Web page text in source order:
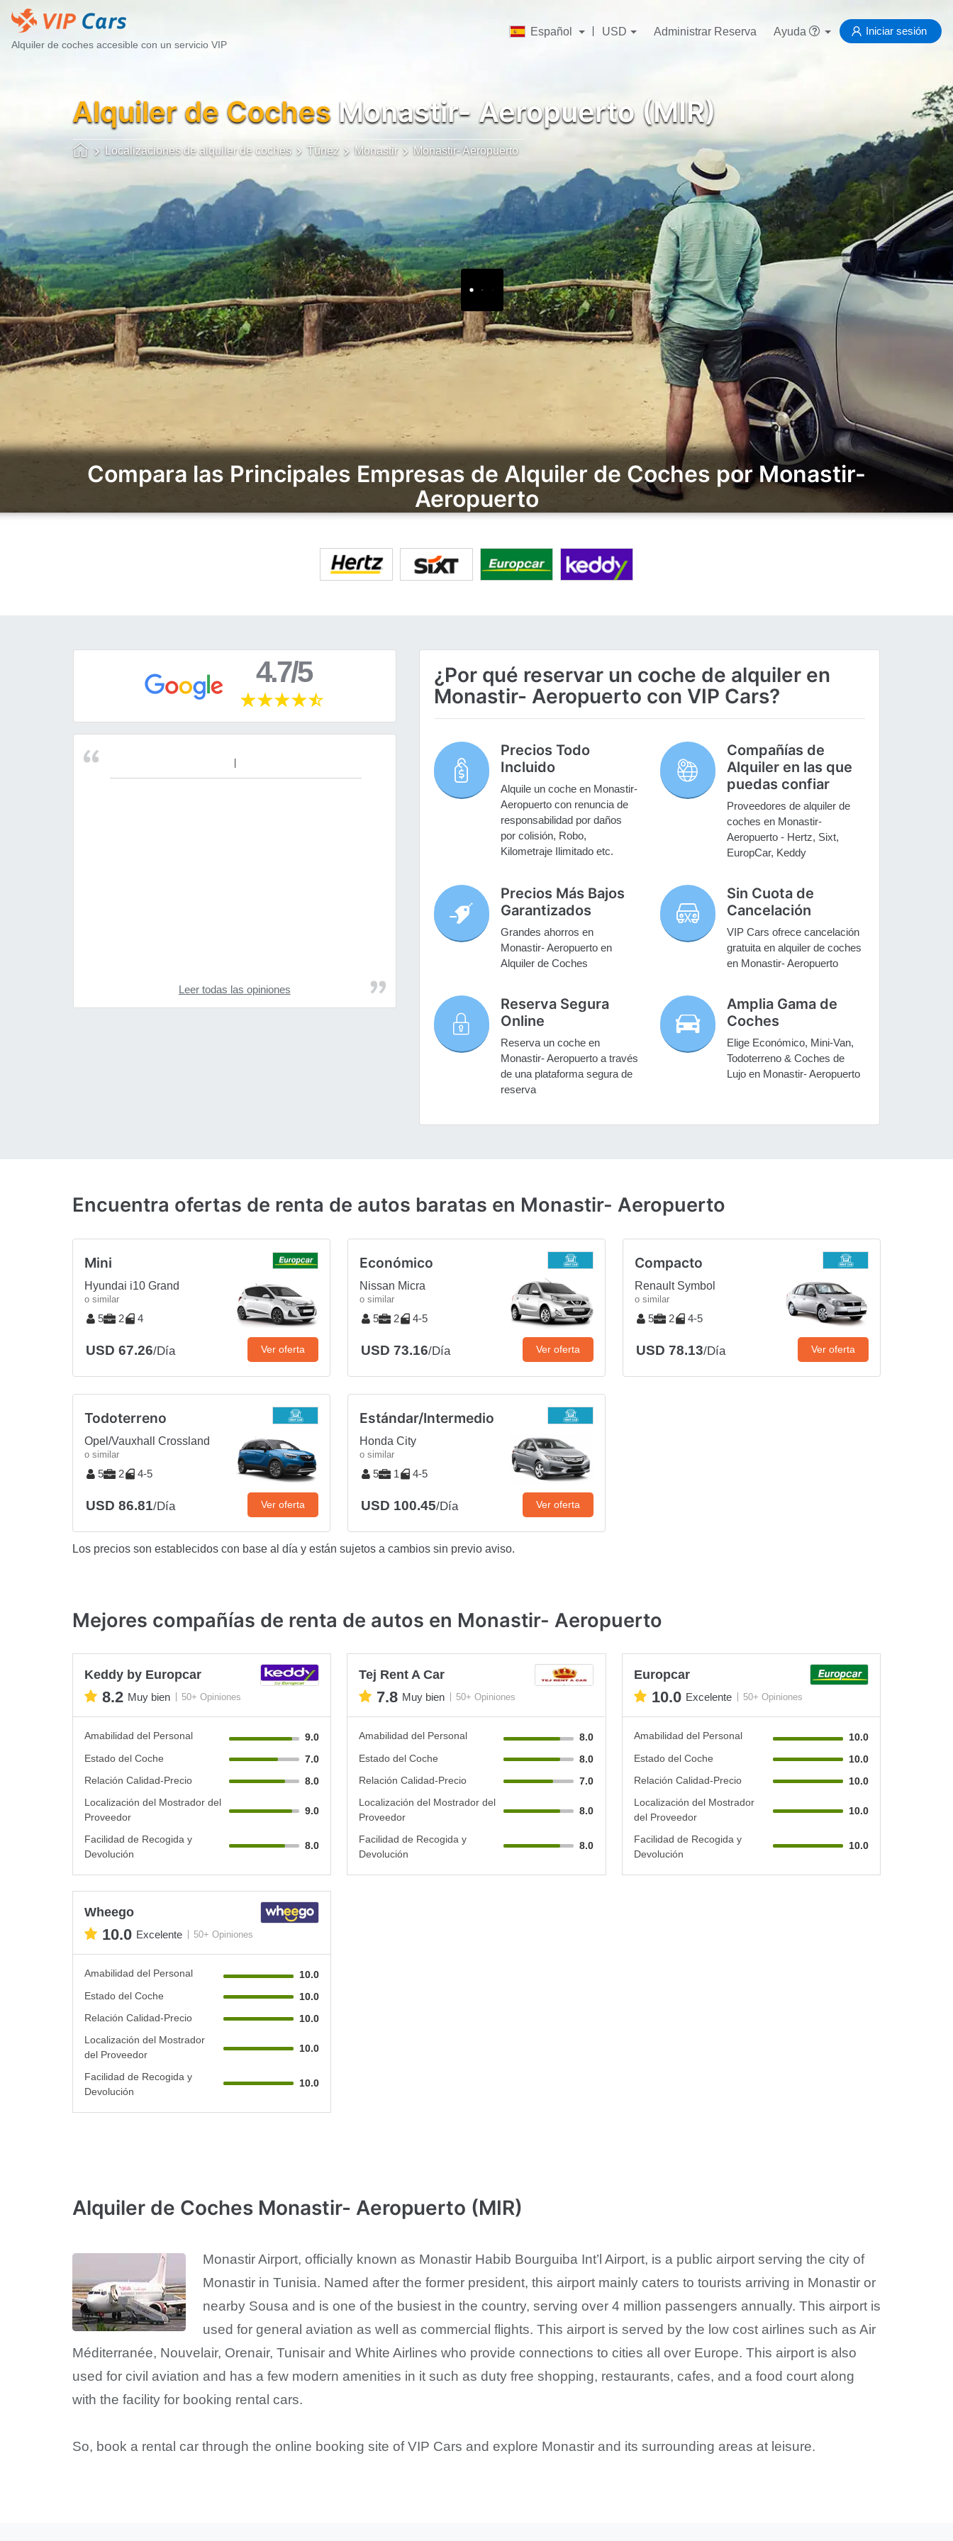
Alquiler de coches accesible con un servicio VIP
Español USD Administrar Reserva Ayuda Iniciar sesión
Alquiler de Coches Monastir- Aeropuerto (MIR)
Localizaciones de alquiler de coches Túnez Monastir Monastir- Aeropuerto
Compara las Principales Empresas de Alquiler de Coches por Monastir-
Aeropuerto
4.7/5
Leer todas las opiniones
¿Por qué reservar un coche de alquiler en
Monastir- Aeropuerto con VIP Cars?
Precios Todo
Incluido
Alquile un coche en Monastir-
Aeropuerto con renuncia de
responsabilidad por daños
por colisión, Robo,
Kilometraje Ilimitado etc.
Compañías de
Alquiler en las que
puedas confiar
Proveedores de alquiler de
coches en Monastir-
Aeropuerto - Hertz, Sixt,
EuropCar, Keddy
Precios Más Bajos
Garantizados
Grandes ahorros en
Monastir- Aeropuerto en
Alquiler de Coches
Sin Cuota de
Cancelación
VIP Cars ofrece cancelación
gratuita en alquiler de coches
en Monastir- Aeropuerto
Reserva Segura
Online
Reserva un coche en
Monastir- Aeropuerto a través
de una plataforma segura de
reserva
Amplia Gama de
Coches
Elige Económico, Mini-Van,
Todoterreno & Coches de
Lujo en Monastir- Aeropuerto
Encuentra ofertas de renta de autos baratas en Monastir- Aeropuerto
Mini
Hyundai i10 Grand
o similar
5 2 4
USD 67.26/Día Ver oferta
Económico
Nissan Micra
o similar
5 2 4-5
USD 73.16/Día Ver oferta
Compacto
Renault Symbol
o similar
5 2 4-5
USD 78.13/Día Ver oferta
Todoterreno
Opel/Vauxhall Crossland
o similar
5 2 4-5
USD 86.81/Día Ver oferta
Estándar/Intermedio
Honda City
o similar
5 1 4-5
USD 100.45/Día Ver oferta
Los precios son establecidos con base al día y están sujetos a cambios sin previo aviso.
Mejores compañías de renta de autos en Monastir- Aeropuerto
Keddy by Europcar
8.2 Muy bien 50+ Opiniones
Amabilidad del Personal
9.0
Estado del Coche
7.0
Relación Calidad-Precio
8.0
Localización del Mostrador del
Proveedor
9.0
Facilidad de Recogida y
Devolución
8.0
Tej Rent A Car
7.8 Muy bien 50+ Opiniones
Amabilidad del Personal
8.0
Estado del Coche
8.0
Relación Calidad-Precio
7.0
Localización del Mostrador del
Proveedor
8.0
Facilidad de Recogida y
Devolución
8.0
Europcar
10.0 Excelente 50+ Opiniones
Amabilidad del Personal
10.0
Estado del Coche
10.0
Relación Calidad-Precio
10.0
Localización del Mostrador
del Proveedor
10.0
Facilidad de Recogida y
Devolución
10.0
Wheego
10.0 Excelente 50+ Opiniones
Amabilidad del Personal
10.0
Estado del Coche
10.0
Relación Calidad-Precio
10.0
Localización del Mostrador
del Proveedor
10.0
Facilidad de Recogida y
Devolución
10.0
Alquiler de Coches Monastir- Aeropuerto (MIR)
Monastir Airport, officially known as Monastir Habib Bourguiba Int’l Airport, is a public airport serving the city of
Monastir in Tunisia. Named after the former president, this airport mainly caters to tourists arriving in Monastir or
nearby Sousa and is one of the busiest in the country, serving over 4 million passengers annually. This airport is
used for general aviation as well as commercial flights. This airport is served by the low cost airlines such as Air
Méditerranée, Nouvelair, Orenair, Tunisair and White Airlines who provide connections to cities all over Europe. This airport is also
used for civil aviation and has a few modern amenities in it such as duty free shopping, restaurants, cafes, and a food court along
with the facility for booking rental cars.
So, book a rental car through the online booking site of VIP Cars and explore Monastir and its surrounding areas at leisure.